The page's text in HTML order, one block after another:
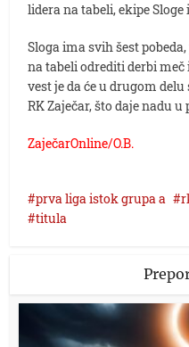
lidera na tabeli, ekipe
Sloga ima svih šest
na tabeli odrediti derbi meč
vest je da će u drugom
RK Zaječar, što daje nadu
ZaječarOnline/O.B.
prva liga istok grupa a
titula